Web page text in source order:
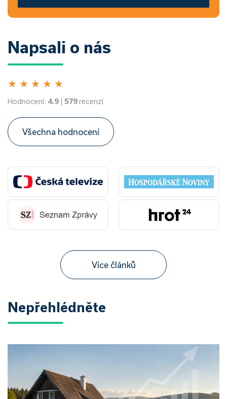
Napsali o nás
★ ★ ★ ★ ★
Hodnocení: 4.9 | 579recenzí
Všechna hodnocení
Více článků
Nepřehlédněte